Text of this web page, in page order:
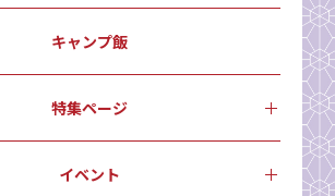
キャンプ飯
特集ページ
イベント